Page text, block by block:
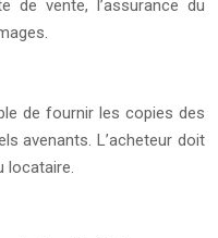
de vente, l’assurance du
de fournir les copies des
avenants. L’acheteur doit
locataire.